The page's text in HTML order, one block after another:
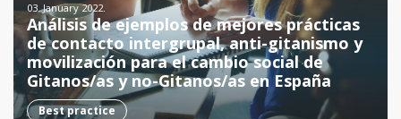
03. January 2022.
Análisis de ejemplos de mejores prácticas
de contacto intergrupal, anti-gitanismo y
movilización para el cambio social de
Gitanos/as y no-Gitanos/as en España
Best practice